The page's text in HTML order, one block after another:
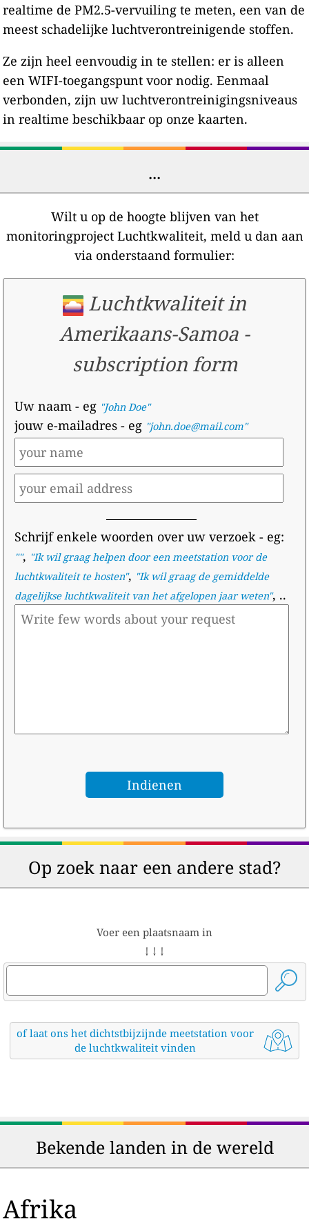
realtime de PM2.5-vervuiling te meten, een van de
meest schadelijke luchtverontreinigende stoffen.
Ze zijn heel eenvoudig in te stellen: er is alleen
een WIFI-toegangspunt voor nodig. Eenmaal
verbonden, zijn uw luchtverontreinigingsniveaus
in realtime beschikbaar op onze kaarten.
...
Wilt u op de hoogte blijven van het
monitoringproject Luchtkwaliteit, meld u dan aan
via onderstaand formulier:
Luchtkwaliteit in
Amerikaans-Samoa -
subscription form
Uw naam- eg "John Doe"
jouw e-mailadres- eg "john.doe@mail.com"
Schrijf enkele woorden over uw verzoek- eg:
"", "Ik wil graag helpen door een meetstation voor de
luchtkwaliteit te hosten", "Ik wil graag de gemiddelde
dagelijkse luchtkwaliteit van het afgelopen jaar weten", ..
Op zoek naar een andere stad?
Voer een plaatsnaam in
↓ ↓ ↓
of laat ons het dichtstbijzijnde meetstation voor
de luchtkwaliteit vinden
Bekende landen in de wereld
Afrika